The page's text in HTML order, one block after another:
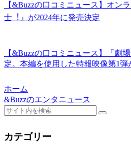
【&Buzzの口コミニュース】オン
士︕』が2024年に発売決定
【&Buzzの口コミニュース】「劇
定。本編を使用した特報映像第1弾
ホーム
&Buzzのエンタニュース
カテゴリー